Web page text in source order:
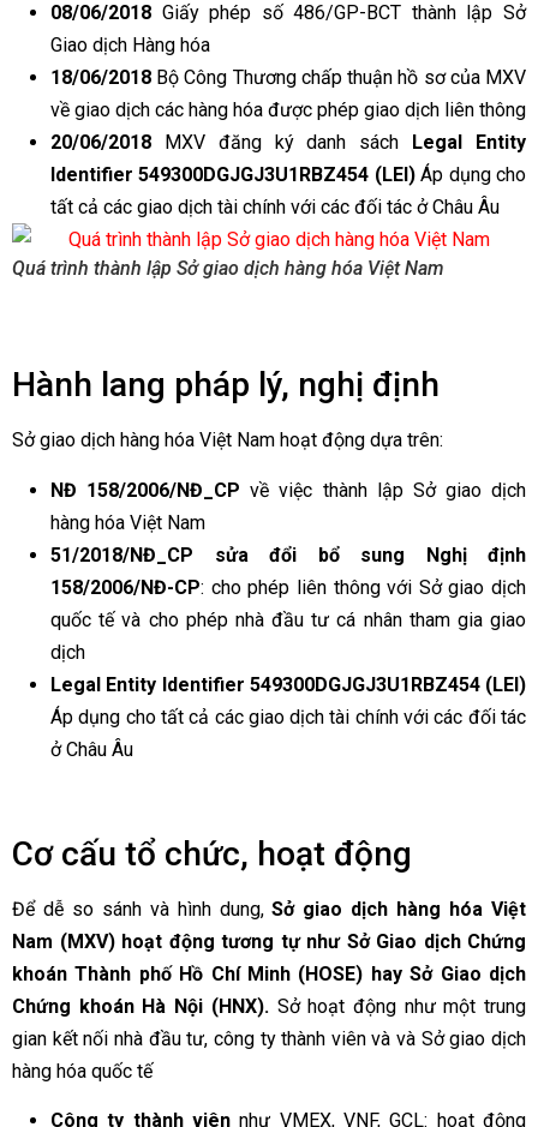
08/06/2018 Giấy phép số 486/GP-BCT thành lập Sở
Giao dịch Hàng hóa
18/06/2018 Bộ Công Thương chấp thuận hồ sơ của MXV
về giao dịch các hàng hóa được phép giao dịch liên thông
20/06/2018 MXV đăng ký danh sách
Legal Entity
Identifier 549300DGJGJ3U1RBZ454 (LEI)Áp dụng cho
tất cả các giao dịch tài chính với các đối tác ở Châu Âu
Quá trình thành lập Sở giao dịch hàng hóa Việt Nam
Hành lang pháp lý, nghị định
Sở giao dịch hàng hóa Việt Nam hoạt động dựa trên:
NĐ 158/2006/NĐ_CP về việc thành lập Sở giao dịch
hàng hóa Việt Nam
51/2018/NĐ_CP sửa đổi bổ sung Nghị định
158/2006/NĐ-CP: cho phép liên thông với Sở giao dịch
quốc tế và cho phép nhà đầu tư cá nhân tham gia giao
dịch
Legal Entity Identifier 549300DGJGJ3U1RBZ454 (LEI)
Áp dụng cho tất cả các giao dịch tài chính với các đối tác
ở Châu Âu
Cơ cấu tổ chức, hoạt động
Để dễ so sánh và hình dung,Sở giao dịch hàng hóa Việt
Nam (MXV) hoạt động tương tự như Sở Giao dịch Chứng
khoán Thành phố Hồ Chí Minh (HOSE) hay Sở Giao dịch
Chứng khoán Hà Nội (HNX). Sở hoạt động như một trung
gian kết nối nhà đầu tư, công ty thành viên và và Sở giao dịch
hàng hóa quốc tế
Công ty thành viên như VMEX, VNF, GCL: hoạt động